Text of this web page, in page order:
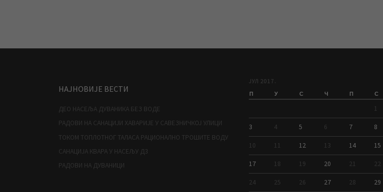
НАЈНОВИЈЕ ВЕСТИ
ДЕО НАСЕЉА ДУВАНИКА БЕЗ ВОДЕ
РАДОВИ НА САНАЦИЈИ ХАВАРИЈЕ У САВЕЗНИЧКОЈ УЛИЦИ
ТОКОМ ТОПЛОТНОГ ТАЛАСА РАЦИОНАЛНО ТРОШИТЕ ВОДУ
САНАЦИЈА КВАРА У НАСЕЉУ Д3
РАДОВИ НА ДУВАНИЦИ
ЈУЛ 2017.
П У С Ч П С
1
3 4 5 6 7 8
10 11 12 13 14 15
17 18 19 20 21 22
24 25 26 27 28 29